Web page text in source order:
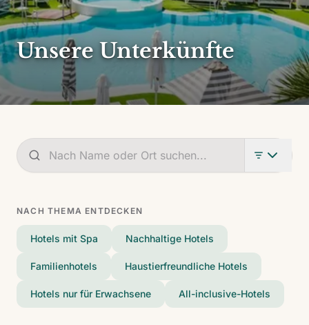
Unsere Unterkünfte
NACH THEMA ENTDECKEN
Hotels mit Spa Nachhaltige Hotels
Familienhotels Haustierfreundliche Hotels
Hotels nur für Erwachsene All-inclusive-Hotels